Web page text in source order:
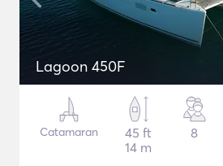
Lagoon 450F
Catamaran
45 ft
14 m
8